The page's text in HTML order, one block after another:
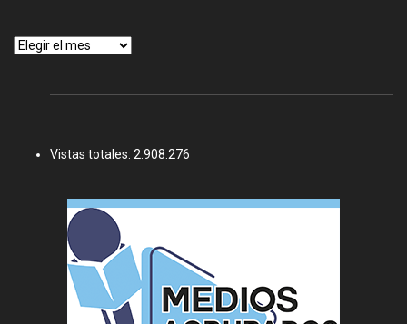
Archivos
Vistas totales: 2.908.276